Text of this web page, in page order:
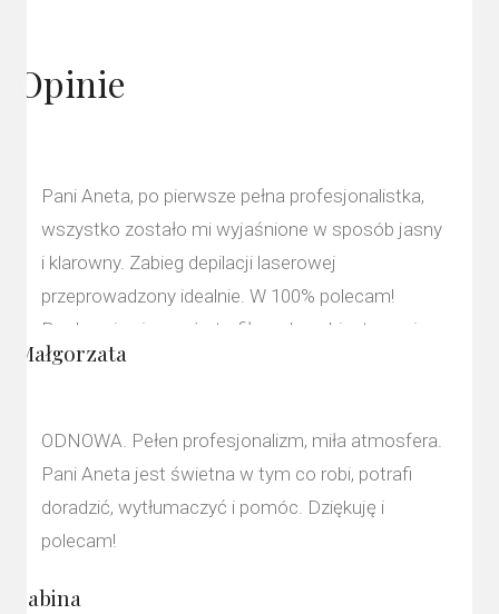
Opinie
Pani Aneta, po pierwsze pełna profesjonalistka,
wszystko zostało mi wyjaśnione w sposób jasny
i klarowny. Zabieg depilacji laserowej
przeprowadzony idealnie. W 100% polecam!
Bardzo się cieszę, że trafiłam do gabinetu pani
Anety.
Małgorzata
ODNOWA. Pełen profesjonalizm, miła atmosfera.
Pani Aneta jest świetna w tym co robi, potrafi
doradzić, wytłumaczyć i pomóc. Dziękuję i
polecam!
Sabina